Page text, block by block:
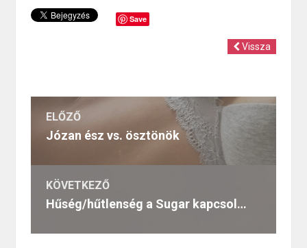
Save
Vissza
ELŐZŐ
Józan ész vs. ösztönök
KÖVETKEZŐ
Hűség/hűtlenség a Sugar kapcsolatokban